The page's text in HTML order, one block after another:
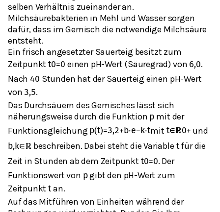
selben Verhältnis zueinander an.
Milchsäurebakterien in Mehl und Wasser sorgen
dafür, dass im Gemisch die notwendige Milchsäure
entsteht.
Ein frisch angesetzter Sauerteig besitzt zum
Zeitpunktt0=0 einen pH-Wert (Säuregrad) von 6,0.
Nach40 Stunden hat der Sauerteig einen pH-Wert
von3,5.
Das Durchsäuern des Gemisches lässt sich
näherungsweise durch die Funktion p mit der
Funktionsgleichung p(t)=3,2+ b⋅e− k⋅tmit t∈ ℝ0+ und
b,k∈ ℝ beschreiben. Dabei steht die Variable tfür die
Zeit in Stunden ab dem Zeitpunkt t0=0. Der
Funktionswert von pgibt den pH-Wert zum
Zeitpunkttan.
Auf das Mitführen von Einheiten während der